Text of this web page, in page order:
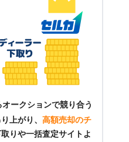
オークションで競り合う
上がり、 高額売却のチ
りや一括査定サイトよ